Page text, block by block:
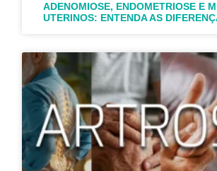
ADENOMIOSE, ENDOMETRIOSE E
UTERINOS: ENTENDA AS